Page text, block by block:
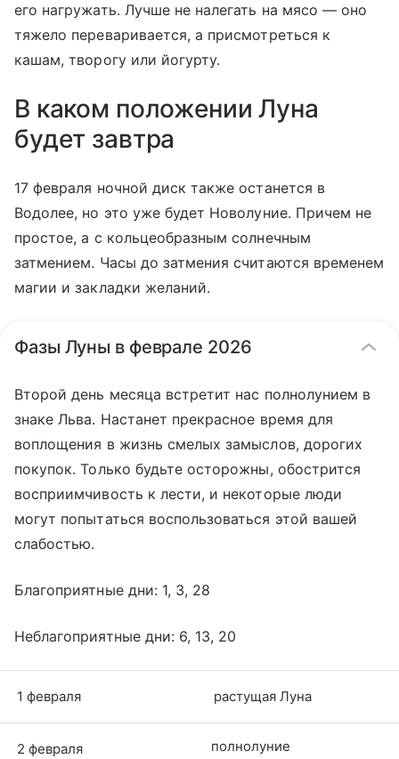
его нагружать. Лучше не налегать на мясо — оно
тяжело переваривается, а присмотреться к
кашам, творогу или йогурту.
В каком положении Луна
будет завтра
17 февраля ночной диск также останется в
Водолее, но это уже будет Новолуние. Причем не
простое, а с кольцеобразным солнечным
затмением. Часы до затмения считаются временем
магии и закладки желаний.
Фазы Луны в феврале 2026
Второй день месяца встретит нас полнолунием в
знаке Льва. Настанет прекрасное время для
воплощения в жизнь смелых замыслов, дорогих
покупок. Только будьте осторожны, обострится
восприимчивость к лести, и некоторые люди
могут попытаться воспользоваться этой вашей
слабостью.
Благоприятные дни: 1, 3, 28
Неблагоприятные дни: 6, 13, 20
1 февраля растущая Луна
2 февраля полнолуние